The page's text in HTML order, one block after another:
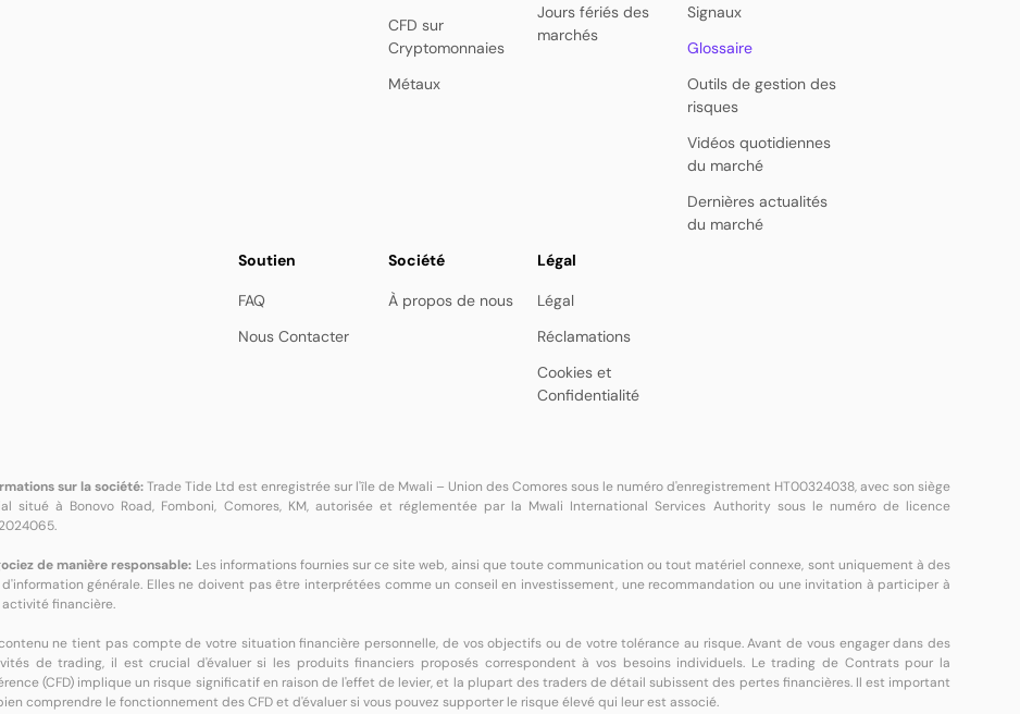
CFD sur
Cryptomonnaies
Métaux
Jours fériés des
marchés
Signaux
Glossaire
Outils de gestion des
risques
Vidéos quotidiennes
du marché
Dernières actualités
du marché
Soutien
FAQ
Nous Contacter
Société
À propos de nous
Légal
Légal
Réclamations
Cookies et
Confidentialité
sur la société:Trade Tide Ltd est enregistrée sur l'île de Mwali – Union des Comores sous le numéro d'enregistrement HT00324038, avec son siège
situé à Bonovo Road, Fomboni, Comores, KM, autorisée et réglementée par la Mwali International Services Authority sous le numéro de licence
de manière responsable: Les informations fournies sur ce site web, ainsi que toute communication ou tout matériel connexe, sont uniquement à des
générale. Elles ne doivent pas être interprétées comme un conseil en investissement, une recommandation ou une invitation à participer à
activité financière.
ne tient pas compte de votre situation financière personnelle, de vos objectifs ou de votre tolérance au risque. Avant de vous engager dans des
de trading, il est crucial d'évaluer si les produits financiers proposés correspondent à vos besoins individuels. Le trading de Contrats pour la
(CFD) implique un risque significatif en raison de l'effet de levier, et la plupart des traders de détail subissent des pertes financières. Il est important
comprendre le fonctionnement des CFD et d'évaluer si vous pouvez supporter le risque élevé qui leur est associé.